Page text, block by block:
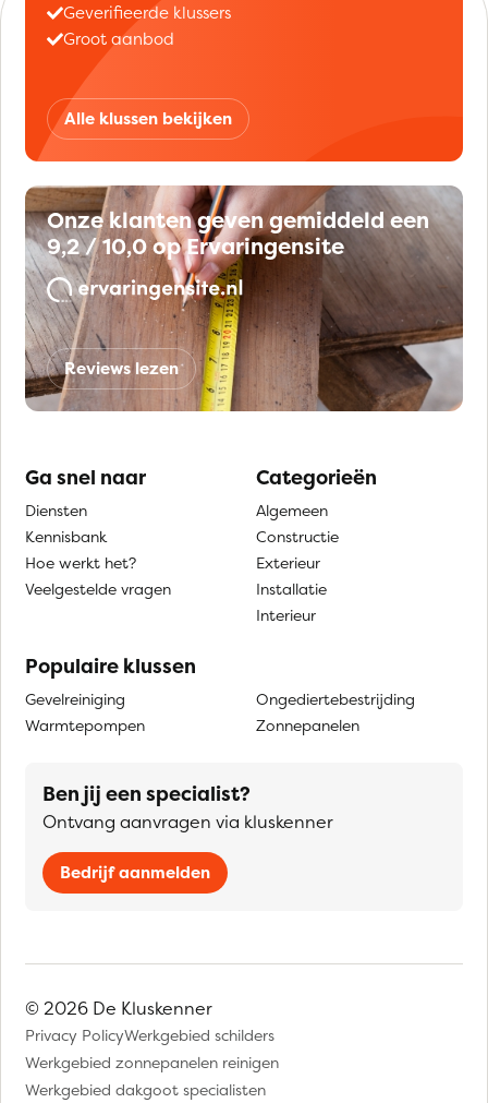
Geverifieerde klussers
Groot aanbod
Alle klussen bekijken
Onze klanten geven gemiddeld een
9,2 / 10,0 op Ervaringensite
Reviews lezen
Ga snel naar
Diensten
Kennisbank
Hoe werkt het?
Veelgestelde vragen
Categorieën
Algemeen
Constructie
Exterieur
Installatie
Interieur
Populaire klussen
Gevelreiniging
Warmtepompen
Ongediertebestrijding
Zonnepanelen
Ben jij een specialist?
Ontvang aanvragen via kluskenner
Bedrijf aanmelden
© 2026 De Kluskenner
Privacy PolicyWerkgebied schilders
Werkgebied zonnepanelen reinigen
Werkgebied dakgoot specialisten